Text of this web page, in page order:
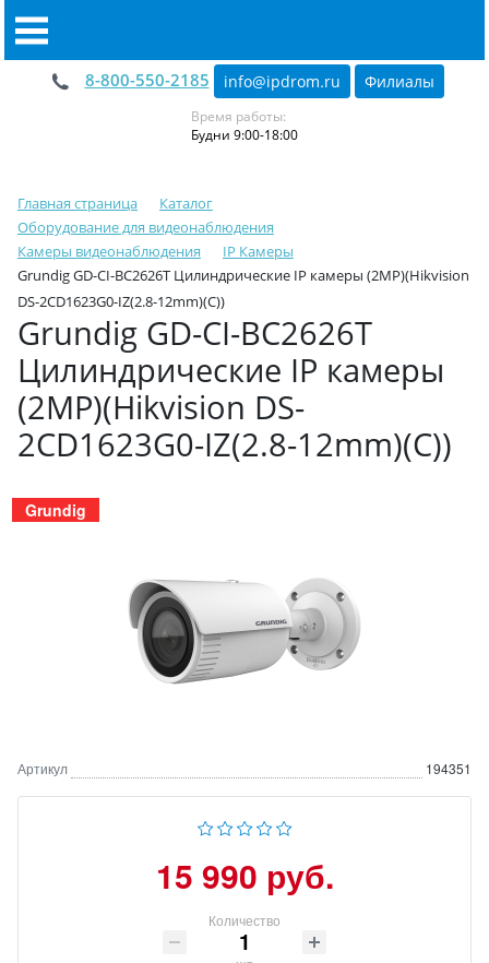
8-800-550-2185 info@ipdrom.ru Филиалы
Время работы:
Будни 9:00-18:00
Главная страница
Каталог
Оборудование для видеонаблюдения
Камеры видеонаблюдения
IP Камеры
Grundig GD-CI-BC2626T Цилиндрические IP камеры (2MP)(Hikvision
DS-2CD1623G0-IZ(2.8-12mm)(C))
Grundig GD-CI-BC2626T
Цилиндрические IP камеры
(2MP)(Hikvision DS-
2CD1623G0-IZ(2.8-12mm)(C))
Grundig
Артикул 194351
15 990 руб.
Количество